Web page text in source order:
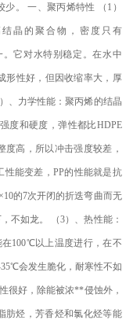
少。一、聚丙烯特性 （ 1 ）
晶的聚合物，密度只有
。它对水特别稳定。在水中
形性好，但因收缩率大，厚
、力学性能：聚丙烯的结晶
度和硬度，弹性都比HDPE
高，所以冲击强度较差，
能变差， PP的性能就是抗
的7次开闭的折迭弯曲而无
不如龙。 （3）、热性能：
在100℃以上温度进行，在不
℃会发生脆化，耐寒性不如
很好，除能被浓**侵蚀外，
肪烃，芳香烃和氯化烃等能